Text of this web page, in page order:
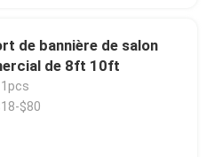
de bannière de salon
de 8ft 10ft
1pcs
$80